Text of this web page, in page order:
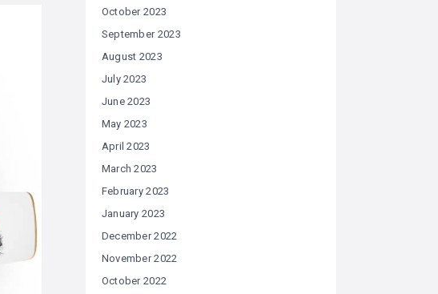
October 2023
September 2023
August 2023
July 2023
June 2023
May 2023
April 2023
March 2023
February 2023
January 2023
December 2022
November 2022
October 2022